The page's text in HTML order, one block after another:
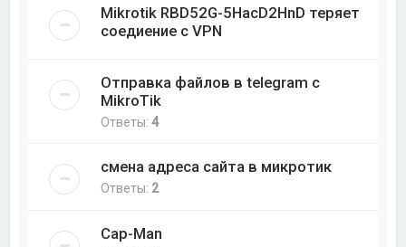
Mikrotik RBD52G-5HacD2HnD теряет
соедиение с VPN
Отправка файлов в telegram с
MikroTik
Ответы:4
смена адреса сайта в микротик
Ответы: 2
Cap-Man